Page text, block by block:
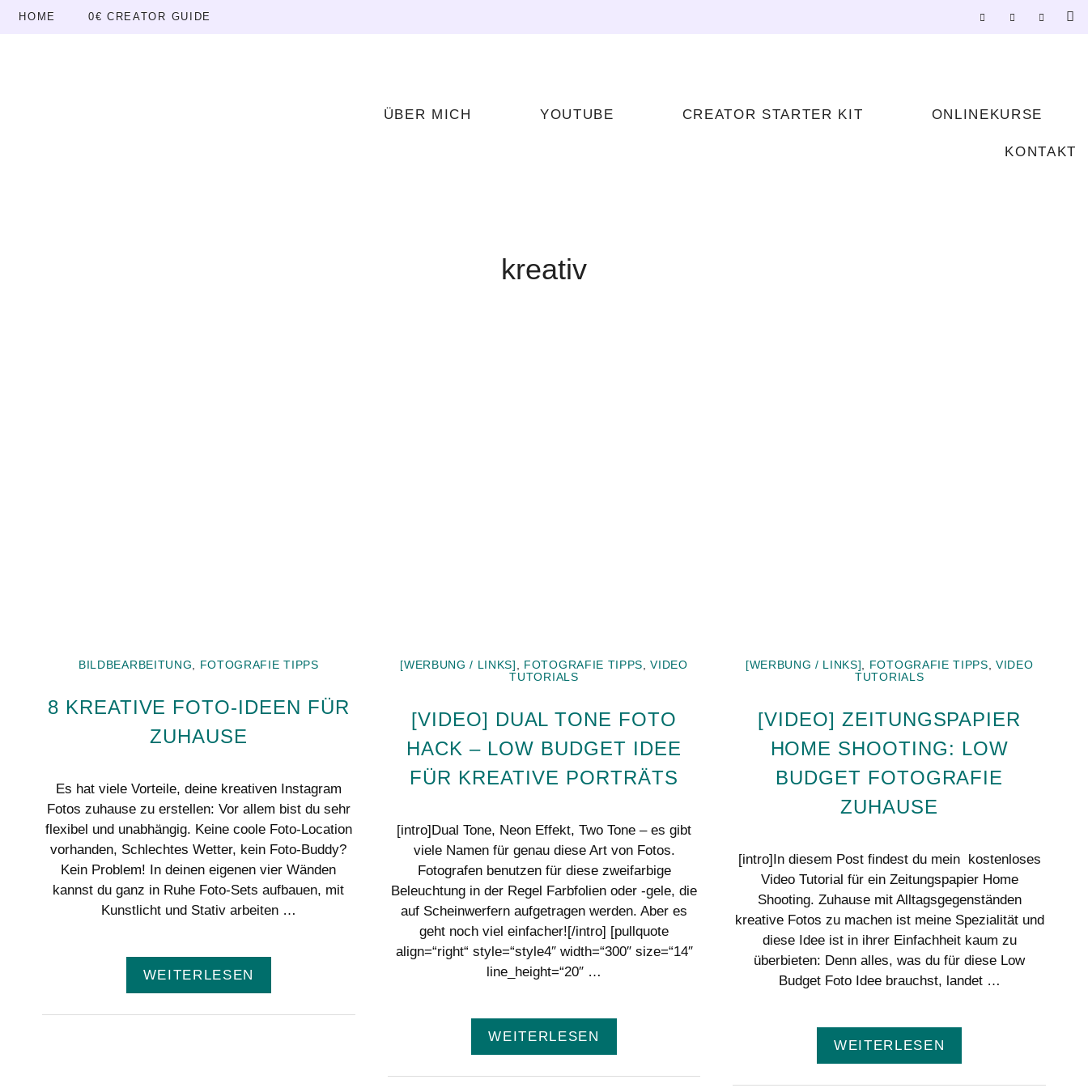
SkipHOME 0€ CREATOR GUIDE
ÜBER MICH YOUTUBE CREATOR STARTER KIT ONLINEKURSE
KONTAKT
kreativ
BILDBEARBEITUNG, FOTOGRAFIE TIPPS
8 KREATIVE FOTO-IDEEN FÜR
ZUHAUSE
Es hat viele Vorteile, deine kreativen Instagram
Fotos zuhause zu erstellen: Vor allem bist du sehr
flexibel und unabhängig. Keine coole Foto-Location
vorhanden, Schlechtes Wetter, kein Foto-Buddy?
Kein Problem! In deinen eigenen vier Wänden
kannst du ganz in Ruhe Foto-Sets aufbauen, mit
Kunstlicht und Stativ arbeiten …
WEITERLESEN
[WERBUNG / LINKS] , FOTOGRAFIE TIPPS,VIDEO
TUTORIALS
[VIDEO] DUAL TONE FOTO
HACK – LOW BUDGET IDEE
FÜR KREATIVE PORTRÄTS
[intro]Dual Tone, Neon Effekt, Two Tone – es gibt
viele Namen für genau diese Art von Fotos.
Fotografen benutzen für diese zweifarbige
Beleuchtung in der Regel Farbfolien oder -gele, die
auf Scheinwerfern aufgetragen werden. Aber es
geht noch viel einfacher![/intro] [pullquote
align=“right“ style=“style4″ width=“300″ size=“14″
line_height=“20″ …
WEITERLESEN
[WERBUNG / LINKS] , FOTOGRAFIE TIPPS,VIDEO
TUTORIALS
[VIDEO] ZEITUNGSPAPIER
HOME SHOOTING: LOW
BUDGET FOTOGRAFIE
ZUHAUSE
[intro]In diesem Post findest du mein kostenloses
Video Tutorial für ein Zeitungspapier Home
Shooting. Zuhause mit Alltagsgegenständen
kreative Fotos zu machen ist meine Spezialität und
diese Idee ist in ihrer Einfachheit kaum zu
überbieten: Denn alles, was du für diese Low
Budget Foto Idee brauchst, landet …
WEITERLESEN